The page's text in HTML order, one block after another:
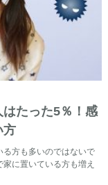
たった5％！感
方
る方も多いのではないで
に置いている方も増え